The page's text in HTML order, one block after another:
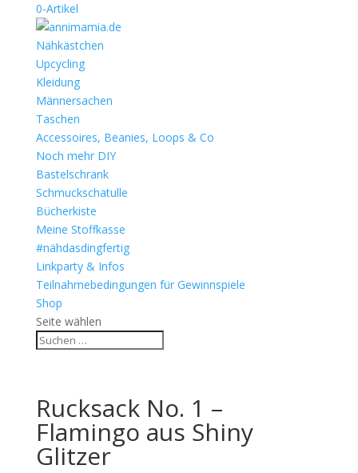
0-Artikel
Nähkästchen
Upcycling
Kleidung
Männersachen
Taschen
Accessoires, Beanies, Loops & Co
Noch mehr DIY
Bastelschrank
Schmuckschatulle
Bücherkiste
Meine Stoffkasse
#nähdasdingfertig
Linkparty & Infos
Teilnahmebedingungen für Gewinnspiele
Shop
Seite wählen
Rucksack No. 1 –
Flamingo aus Shiny
Glitzer